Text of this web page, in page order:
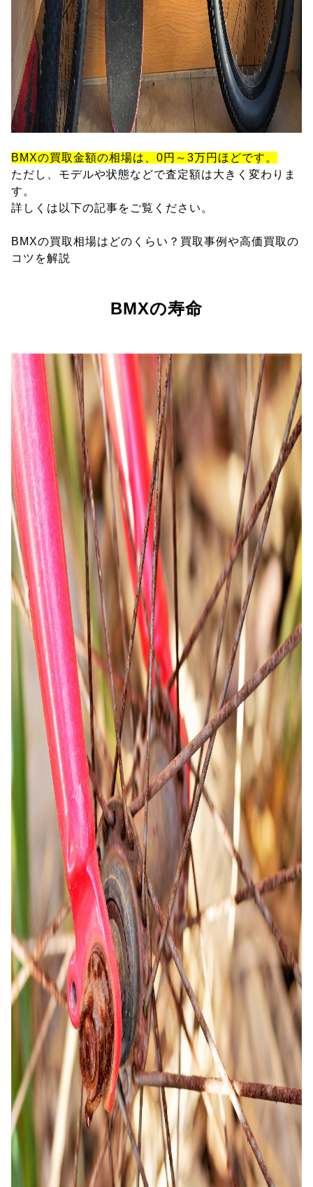
BMXの買取金額の相場は、0円～3万円ほどです。
ただし、モデルや状態などで査定額は大きく変わりま
す。
詳しくは以下の記事をご覧ください。
BMXの買取相場はどのくらい？買取事例や高価買取の
コツを解説
BMXの寿命